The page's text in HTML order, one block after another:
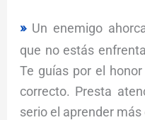
Un enemigo
que no estás
Te guías por el
correcto. Presta
serio el aprender